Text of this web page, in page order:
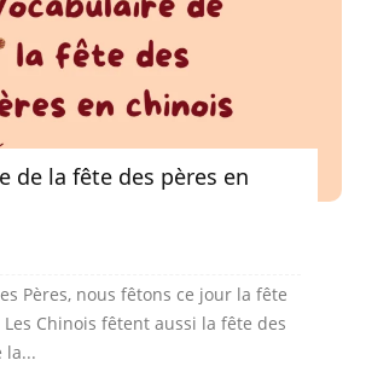
de la fête des pères en
Pères, nous fêtons ce jour la fête
Chinois fêtent aussi la fête des
la...